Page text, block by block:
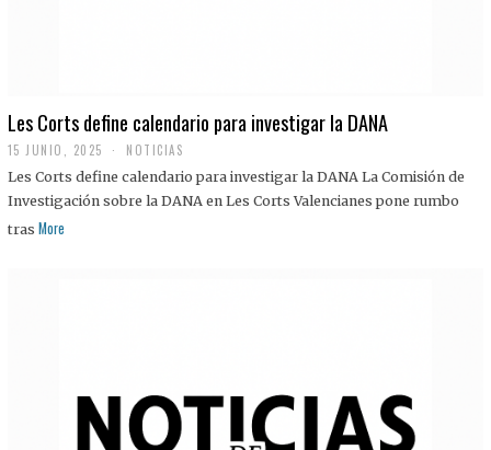
Les Corts define calendario para investigar la DANA
15 JUNIO, 2025 NOTICIAS
Les Corts define calendario para investigar la DANA La Comisión de
Investigación sobre la DANA en Les Corts Valencianes pone rumbo
tras More